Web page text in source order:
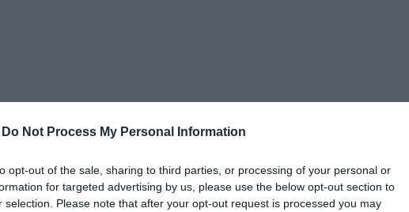
Do Not Process My Personal Information
opt-out of the sale, sharing to third parties, or processing of your personal or
for targeted advertising by us, please use the below opt-out section to
selection. Please note that after your opt-out request is processed you may